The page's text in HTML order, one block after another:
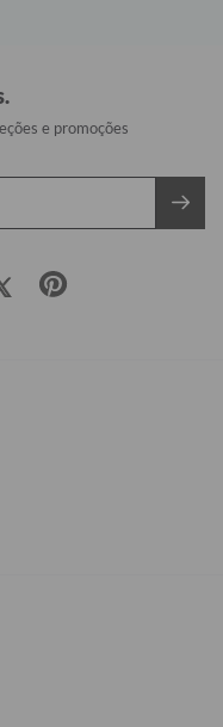
e promoções